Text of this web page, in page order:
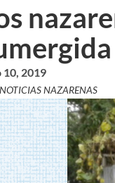
10, 2019
NOTICIAS NAZARENAS